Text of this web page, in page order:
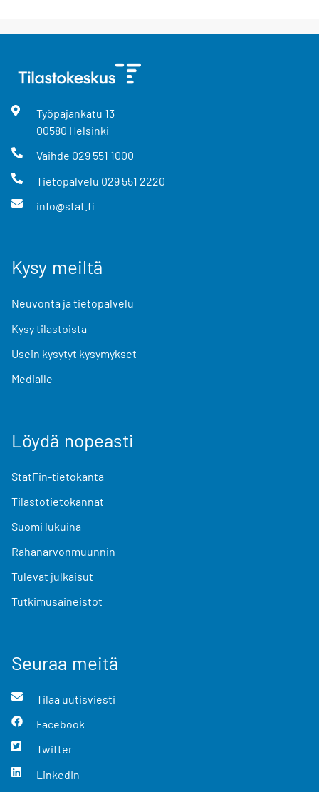
Työpajankatu 13
00580 Helsinki
Vaihde 029 551 1000
Tietopalvelu 029 551 2220
info@stat.fi
Kysy meiltä
Neuvonta ja tietopalvelu
Kysy tilastoista
Usein kysytyt kysymykset
Medialle
Löydä nopeasti
StatFin-tietokanta
Tilastotietokannat
Suomi lukuina
Rahanarvonmuunnin
Tulevat julkaisut
Tutkimusaineistot
Seuraa meitä
Tilaa uutisviesti
Facebook
Twitter
LinkedIn